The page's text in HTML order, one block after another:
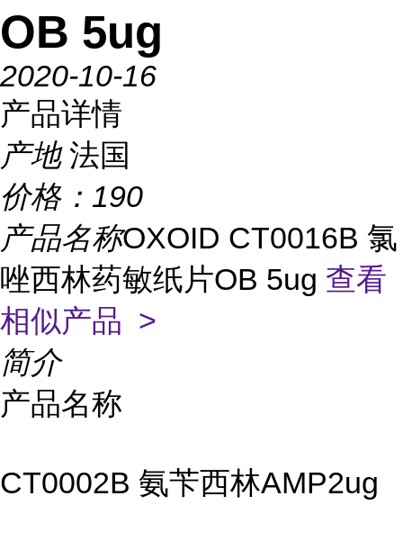
OB 5ug
2020-10-16
产品详情
产地 法国
价格： 190
产品名称OXOID CT0016B 氯
唑西林药敏纸片OB 5ug 查看
相似产品 >
简介
产品名称
CT0002B 氨苄西林AMP2ug